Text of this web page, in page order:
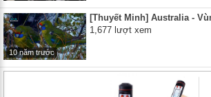
10 năm trước
[Thuyết Minh] Australia -
1,677 lượt xem